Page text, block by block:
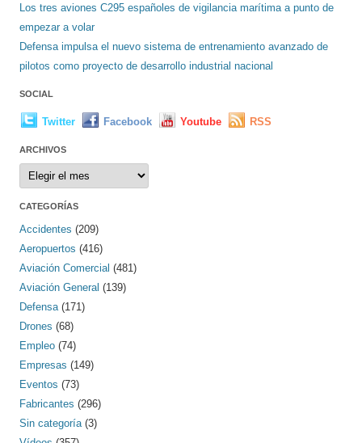
Los tres aviones C295 españoles de vigilancia marítima a punto de
empezar a volar
Defensa impulsa el nuevo sistema de entrenamiento avanzado de
pilotos como proyecto de desarrollo industrial nacional
SOCIAL
Twitter Facebook Youtube RSS
ARCHIVOS
Archivos
CATEGORÍAS
Accidentes (209)
Aeropuertos (416)
Aviación Comercial (481)
Aviación General (139)
Defensa (171)
Drones (68)
Empleo (74)
Empresas (149)
Eventos (73)
Fabricantes (296)
Sin categoría (3)